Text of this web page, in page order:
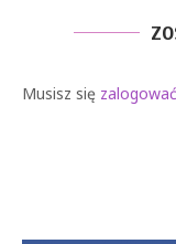
Musisz się zalogować